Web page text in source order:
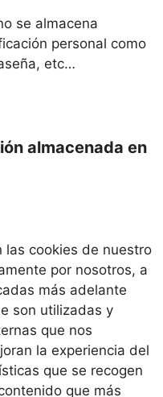
se almacena
personal como
etc…
almacenada en
las cookies de nuestro
por nosotros, a
más adelante
son utilizadas y
que nos
la experiencia del
que se recogen
que más